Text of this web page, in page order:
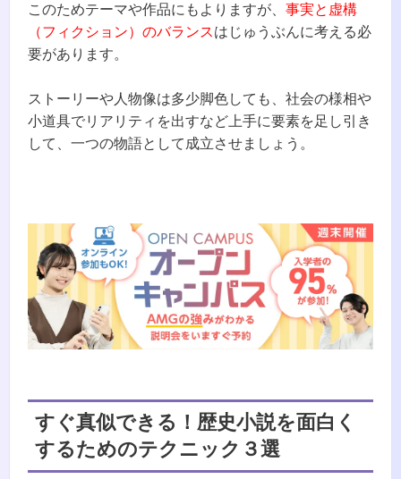
このためテーマや作品にもよりますが、 事実と虚構
（フィクション）のバランスはじゅうぶんに考える必
要があります。
ストーリーや人物像は多少脚色しても、社会の様相や
小道具でリアリティを出すなど上手に要素を足し引き
して、一つの物語として成立させましょう。
すぐ真似できる！歴史小説を面白く
するためのテクニック３選